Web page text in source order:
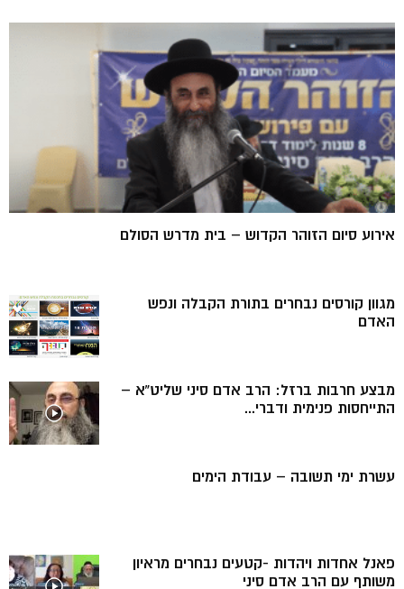
אירוע סיום הזוהר הקדוש – בית מדרש הסולם
מגוון קורסים נבחרים בתורת הקבלה ונפש
האדם
מבצע חרבות ברזל: הרב אדם סיני שליט”א –
התייחסות פנימית ודברי...
עשרת ימי תשובה – עבודת הימים
פאנל אחדות ויהדות -קטעים נבחרים מראיון
משותף עם הרב אדם סיני